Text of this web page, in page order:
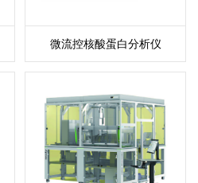
微流控核酸蛋白分析仪